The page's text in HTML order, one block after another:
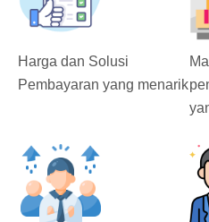
Harga dan Solusi
Pembayaran yang menarik